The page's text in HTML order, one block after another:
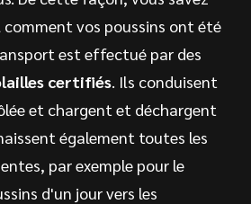
vos poussins ont été
est effectué par des
certifiés . Ils conduisent
et chargent et déchargent
également toutes les
par exemple pour le
d'un jour vers les